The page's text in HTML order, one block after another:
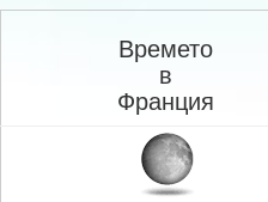
Времето
в
Франция